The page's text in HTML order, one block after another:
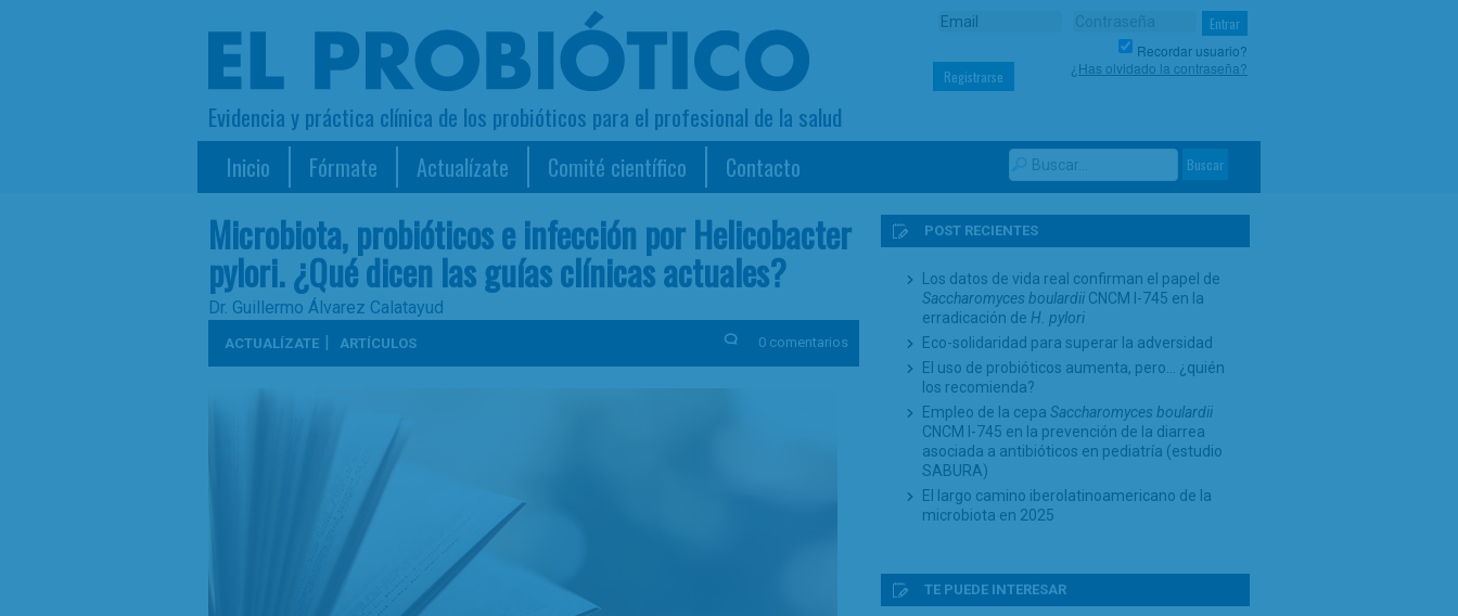
Evidencia y práctica clínica de los probióticos para el profesional de la salud
Recordar usuario?
Registrarse
¿Has olvidado la contraseña?
Inicio Fórmate Actualízate Comité científico Contacto
Microbiota, probióticos e infección por Helicobacter
pylori. ¿Qué dicen las guías clínicas actuales?
Dr. Guillermo Álvarez Calatayud
ACTUALÍZATE | ARTÍCULOS 0 comentarios
POST RECIENTES
Los datos de vida real confirman el papel de
Saccharomyces boulardii CNCM I-745 en la
erradicación de H. pylori
Eco-solidaridad para superar la adversidad
El uso de probióticos aumenta, pero… ¿quién
los recomienda?
Empleo de la cepa Saccharomyces boulardii
CNCM I-745 en la prevención de la diarrea
asociada a antibióticos en pediatría (estudio
SABURA)
El largo camino iberolatinoamericano de la
microbiota en 2025
TE PUEDE INTERESAR